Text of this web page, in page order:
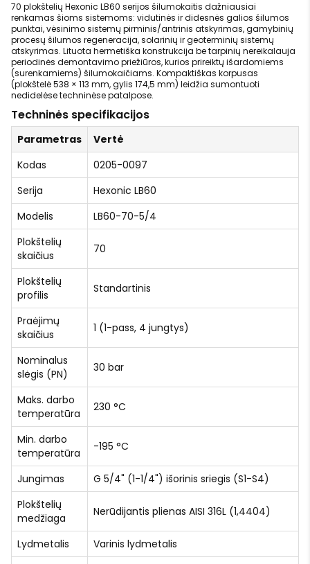
70 plokštelių Hexonic LB60 serijos šilumokaitis dažniausiai
renkamas šioms sistemoms: vidutinės ir didesnės galios šilumos
punktai, vėsinimo sistemų pirminis/antrinis atskyrimas, gamybinių
procesų šilumos regeneracija, solarinių ir geoterminių sistemų
atskyrimas. Lituota hermetiška konstrukcija be tarpinių nereikalauja
periodinės demontavimo priežiūros, kurios prireiktų išardomiems
(surenkamiems) šilumokaičiams. Kompaktiškas korpusas
(plokštelė 538 × 113 mm, gylis 174,5 mm) leidžia sumontuoti
nedidelėse techninėse patalpose.
Techninės specifikacijos
Parametras
Vertė
Kodas
0205-0097
Serija
Hexonic LB60
Modelis
LB60-70-5/4
Plokštelių
skaičius
70
Plokštelių
profilis
Standartinis
Praėjimų
skaičius
1 (1-pass, 4 jungtys)
Nominalus
slėgis (PN)
30 bar
Maks. darbo
temperatūra
230 °C
Min. darbo
temperatūra
-195 °C
Jungimas
G 5/4" (1-1/4") išorinis sriegis (S1-S4)
Plokštelių
medžiaga
Nerūdijantis plienas AISI 316L (1,4404)
Lydmetalis
Varinis lydmetalis